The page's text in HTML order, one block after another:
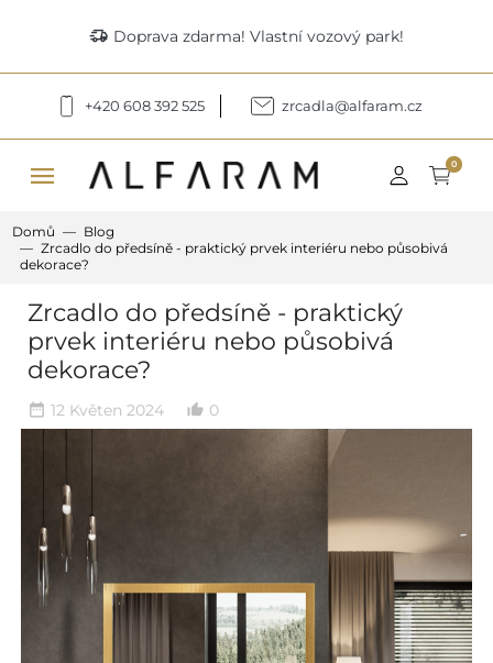
delivery_truck_speed Doprava zdarma! Vlastní vozový park!
+420 608 392 525 zrcadla@alfaram.cz
menu 0
Domů
Blog
Zrcadlo do předsíně - praktický prvek interiéru nebo působivá
dekorace?
Zrcadlo do předsíně - praktický
prvek interiéru nebo působivá
dekorace?
date_range 12 Květen 2024 thumb_up_alt 0